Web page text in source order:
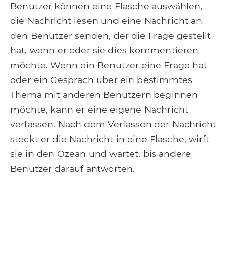
Benutzer können eine Flasche auswählen,
die Nachricht lesen und eine Nachricht an
den Benutzer senden, der die Frage gestellt
hat, wenn er oder sie dies kommentieren
möchte. Wenn ein Benutzer eine Frage hat
oder ein Gespräch über ein bestimmtes
Thema mit anderen Benutzern beginnen
möchte, kann er eine eigene Nachricht
verfassen. Nach dem Verfassen der Nachricht
steckt er die Nachricht in eine Flasche, wirft
sie in den Ozean und wartet, bis andere
Benutzer darauf antworten.